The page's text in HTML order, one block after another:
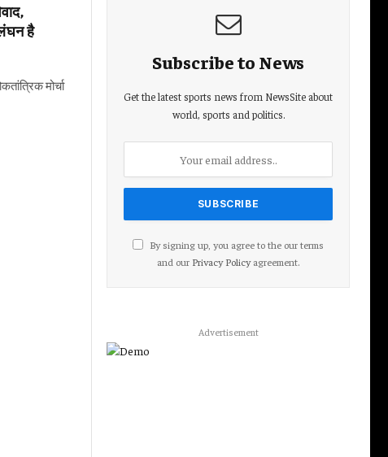
है
मोर्चा
Subscribe to News
Get the latest sports news from NewsSite about
world, sports and politics.
By signing up, you agree to the our terms
and our Privacy Policyagreement.
Advertisement